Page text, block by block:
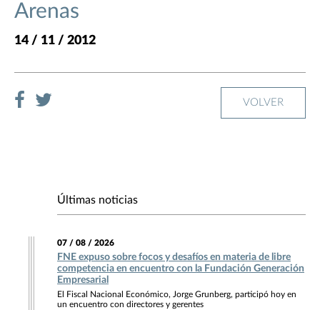
Arenas
14 / 11 / 2012
VOLVER
Últimas noticias
07 / 08 / 2026
FNE expuso sobre focos y desafíos en materia de libre
competencia en encuentro con la Fundación Generación
Empresarial
El Fiscal Nacional Económico, Jorge Grunberg, participó hoy en
un encuentro con directores y gerentes